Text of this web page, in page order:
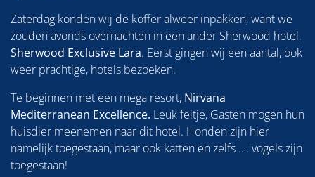
Zaterdag konden wij de koffer alweer inpakken, want we
zouden avonds overnachten in een ander Sherwood hotel,
Sherwood Exclusive Lara. Eerst gingen wij een aantal, ook
weer prachtige, hotels bezoeken.
Te beginnen met een mega resort, Nirvana
Mediterranean Excellence. Leuk feitje, Gasten mogen hun
huisdier meenemen naar dit hotel. Honden zijn hier
namelijk toegestaan, maar ook katten en zelfs …. vogels zijn
toegestaan!